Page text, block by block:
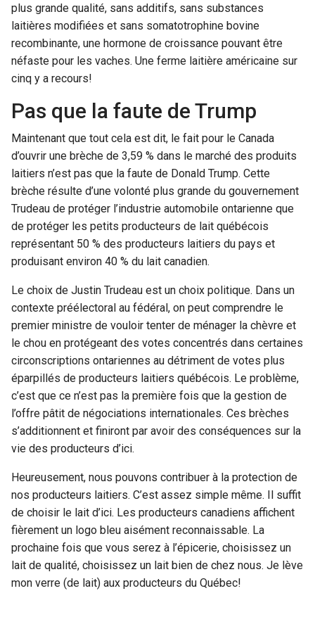
plus grande qualité, sans additifs, sans substances
laitières modifiées et sans somatotrophine bovine
recombinante, une hormone de croissance pouvant être
néfaste pour les vaches. Une ferme laitière américaine sur
cinq y a recours!
Pas que la faute de Trump
Maintenant que tout cela est dit, le fait pour le Canada
d’ouvrir une brèche de 3,59 % dans le marché des produits
laitiers n’est pas que la faute de Donald Trump. Cette
brèche résulte d’une volonté plus grande du gouvernement
Trudeau de protéger l’industrie automobile ontarienne que
de protéger les petits producteurs de lait québécois
représentant 50 % des producteurs laitiers du pays et
produisant environ 40 % du lait canadien.
Le choix de Justin Trudeau est un choix politique. Dans un
contexte préélectoral au fédéral, on peut comprendre le
premier ministre de vouloir tenter de ménager la chèvre et
le chou en protégeant des votes concentrés dans certaines
circonscriptions ontariennes au détriment de votes plus
éparpillés de producteurs laitiers québécois. Le problème,
c’est que ce n’est pas la première fois que la gestion de
l’offre pâtit de négociations internationales. Ces brèches
s’additionnent et finiront par avoir des conséquences sur la
vie des producteurs d’ici.
Heureusement, nous pouvons contribuer à la protection de
nos producteurs laitiers. C’est assez simple même. Il suffit
de choisir le lait d’ici. Les producteurs canadiens affichent
fièrement un logo bleu aisément reconnaissable. La
prochaine fois que vous serez à l’épicerie, choisissez un
lait de qualité, choisissez un lait bien de chez nous. Je lève
mon verre (de lait) aux producteurs du Québec!